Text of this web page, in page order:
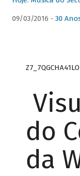
09/03/2016 - 30
do
da